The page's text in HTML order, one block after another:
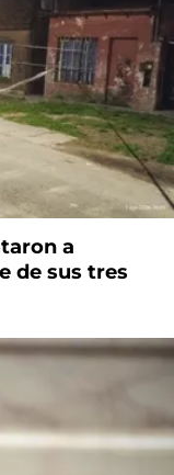
a
de sus tres